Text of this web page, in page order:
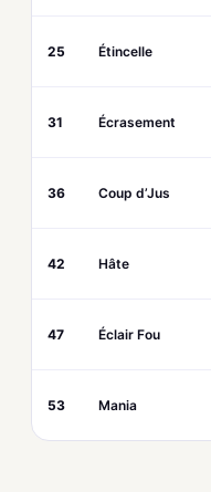
25 Étincelle
31 Écrasement
36 Coup d’Jus
42 Hâte
47 Éclair Fou
53 Mania